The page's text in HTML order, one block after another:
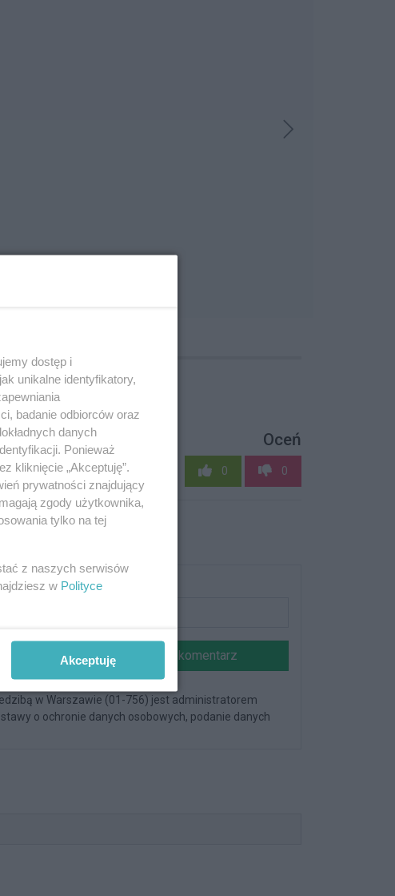
Oceń
0 0
Dodaj komentarz
w Warszawie (01-756) jest administratorem
o ochronie danych osobowych, podanie danych
dostęp i
unikalne identyfikatory,
badanie odbiorców oraz
danych
Ponieważ
kliknięcie „Akceptuję”.
prywatności znajdujący
zgody użytkownika,
tylko na tej
z naszych serwisów
w Polityce
Akceptuję